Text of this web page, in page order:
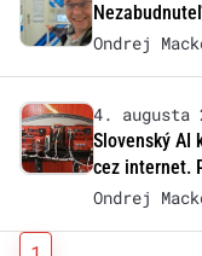
Ondrej
4. augusta
Slovenský AI
cez internet.
Ondrej